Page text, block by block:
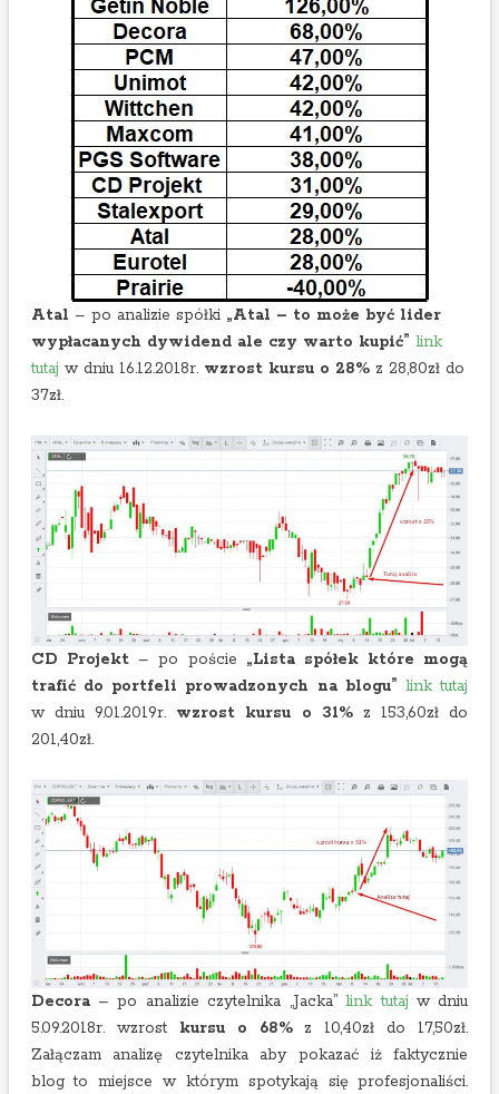
Atal – po analizie spółki „Atal – to może być lider
wypłacanych dywidend ale czy warto kupić” link
tutaj w dniu 16.12.2018r. wzrost kursu o 28%z 28,80zł do
37zł.
CD Projekt– po poście „Lista spółek które mogą
trafić do portfeli prowadzonych na blogu” link tutaj
w dniu 9.01.2019r. wzrost kursu o 31%z 153,60zł do
201,40zł.
Decora– po analizie czytelnika „Jacka”link tutaj w dniu
5.09.2018r. wzrost kursu o 68%z 10,40zł do 17,50zł.
Załączam analizę czytelnika aby pokazać iż faktycznie
blog to miejsce w którym spotykają się profesjonaliści.